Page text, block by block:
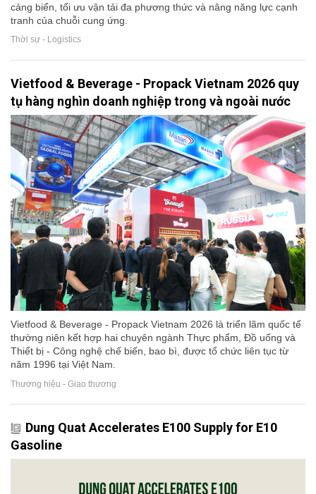
cảng biển, tối ưu vận tải đa phương thức và nâng năng lực cạnh
tranh của chuỗi cung ứng.
Thời sự - Logistics
Vietfood & Beverage - Propack Vietnam 2026 quy
tụ hàng nghìn doanh nghiệp trong và ngoài nước
Vietfood & Beverage - Propack Vietnam 2026 là triển lãm quốc tế
thường niên kết hợp hai chuyên ngành Thực phẩm, Đồ uống và
Thiết bị - Công nghệ chế biến, bao bì, được tổ chức liên tục từ
năm 1996 tại Việt Nam.
Thương hiệu - Giao thương
Dung Quat Accelerates E100 Supply for E10
Gasoline